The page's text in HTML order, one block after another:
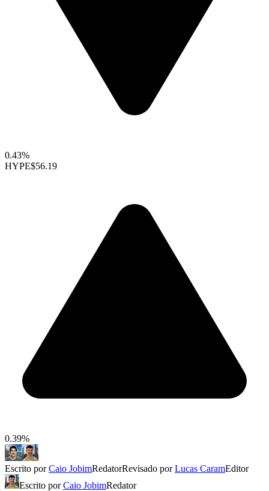
0.43%
HYPE$56.19
0.39%
Escrito porCaio JobimRedatorRevisado porLucas CaramEditor
Escrito porCaio JobimRedator